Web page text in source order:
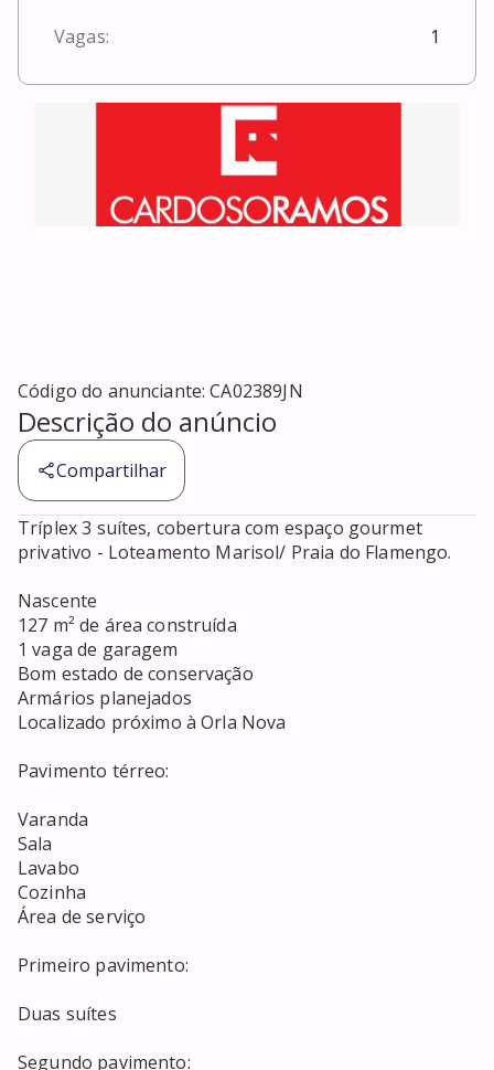
Vagas: 1
Código do anunciante:CA02389JN
Descrição do anúncio
Compartilhar
Tríplex 3 suítes, cobertura com espaço gourmet
privativo - Loteamento Marisol/ Praia do Flamengo.
Nascente
127 m² de área construída
1 vaga de garagem
Bom estado de conservação
Armários planejados
Localizado próximo à Orla Nova
Pavimento térreo:
Varanda
Sala
Lavabo
Cozinha
Área de serviço
Primeiro pavimento:
Duas suítes
Segundo pavimento: